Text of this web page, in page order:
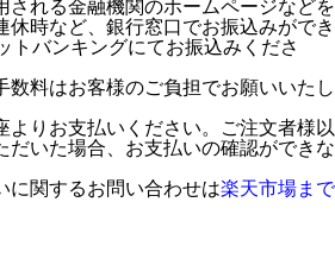
される金融機関のホームページなどを
休時など、銀行窓口でお振込みができ
トバンキングにてお振込みくださ
数料はお客様のご負担でお願いいたし
りお支払いください。ご注文者様以
だいた場合、お支払いの確認ができな
関するお問い合わせは楽天市場まで